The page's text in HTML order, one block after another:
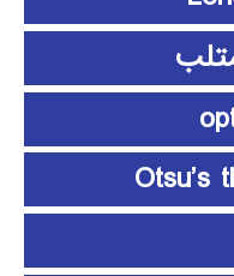
Otsu’s